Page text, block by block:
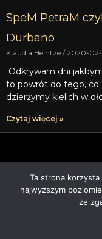
SpeM PetraM
Durbano
Klaudia Heintze 2020-
Odkrywam dni
to powrót do tego, co
dzierżymy kielich w
Czytaj więcej »
Ta strona korzysta
najwyższym
że